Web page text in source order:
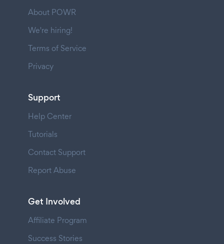
About POWR
We're hiring!
Terms of Service
Privacy
Support
Help Center
Tutorials
Contact Support
Report Abuse
Get Involved
Affiliate Program
Success Stories